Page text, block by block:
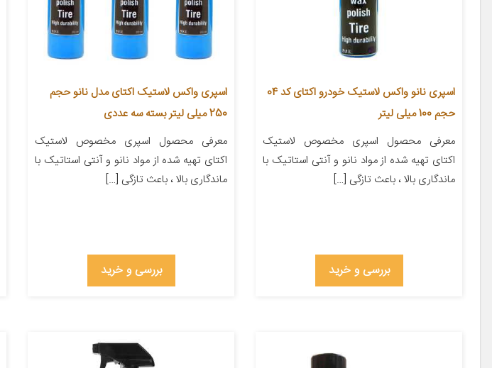
اسپری نانو واکس لاستیک خودرو اکتای کد 04
حجم 100 میلی لیتر
معرفی محصول اسپری مخصوص لاستیک
اکتای تهیه شده از مواد نانو و آنتی استاتیک با
ماندگاری بالا ، باعث تازگی […]
بررسی و خرید
اسپری واکس لاستیک اکتای مدل نانو حجم
250 میلی لیتر بسته سه عددی
معرفی محصول اسپری مخصوص لاستیک
اکتای تهیه شده از مواد نانو و آنتی استاتیک با
ماندگاری بالا ، باعث تازگی […]
بررسی و خرید